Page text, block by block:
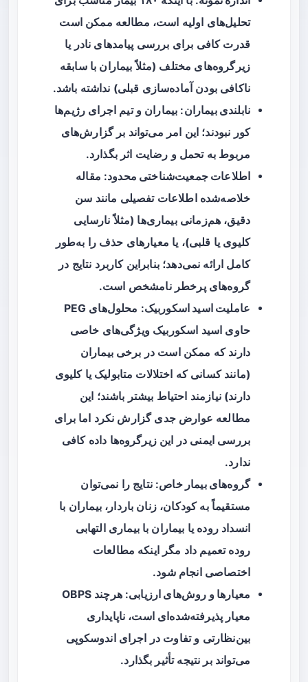
تحلیل‌های اولیه است، مطالعه ممکن است
قدرت کافی برای بررسی پیامدهای نادر یا
زیرگروه‌های مختلف (مثلاً بیماران با سابقه
ناکافی بودن آماده‌سازی قبلی) نداشته باشد.
نابلندی بیماران: بیماران و تیم اجرای رژیم‌ها
کور نبودند؛ این امر می‌تواند بر گزارش‌های
مربوط به تحمل و رضایت اثر بگذارد.
اطلاعات جمعیت‌شناختی محدود: مقاله
خلاصه‌شده اطلاعات تفصیلی مانند سن
دقیق، هم‌زمانی بیماری‌ها (مثلاً نارسایی
کلیوی یا قلبی)، یا معیارهای حذف را به‌طور
کامل ارائه نمی‌دهد؛ بنابراین کاربرد نتایج در
گروه‌های پرخطر نامشخص است.
عاملیت اسید اسکوربیک
: محلول‌های PEG
حاوی اسید اسکوربیک ویژگی‌های خاصی
دارند که ممکن است در برخی بیماران
(مانند کسانی که اختلالات متابولیک یا کلیوی
دارند) نیازمند احتیاط بیشتر باشند؛ این
مطالعه عوارض جدی گزارش نکرد اما برای
بررسی ایمنی در این زیرگروه‌ها داده کافی
ندارد.
گروه‌های بیمار خاص: نتایج را نمی‌توان
مستقیماً به کودکان، زنان باردار، بیماران با
انسداد روده یا بیماران با بیماری التهابی
روده تعمیم داد مگر اینکه مطالعات
اختصاصی انجام شود.
معیارها و روش‌های ارزیابی
: هرچند OBPS
معیار پذیرفته‌شده‌ای است، ناپایداری
بین‌نظارتی و تفاوت در اجرای اندوسکوپی
می‌تواند بر نتیجه تأثیر بگذارد.